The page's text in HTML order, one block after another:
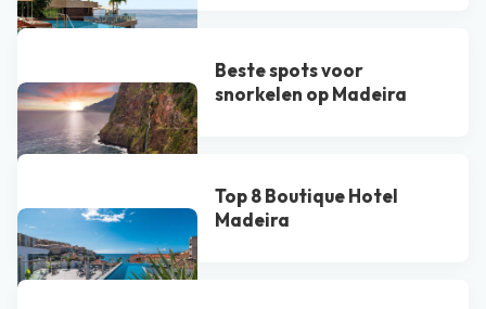
Beste spots voor
snorkelen op Madeira
Top 8 Boutique Hotel
Madeira